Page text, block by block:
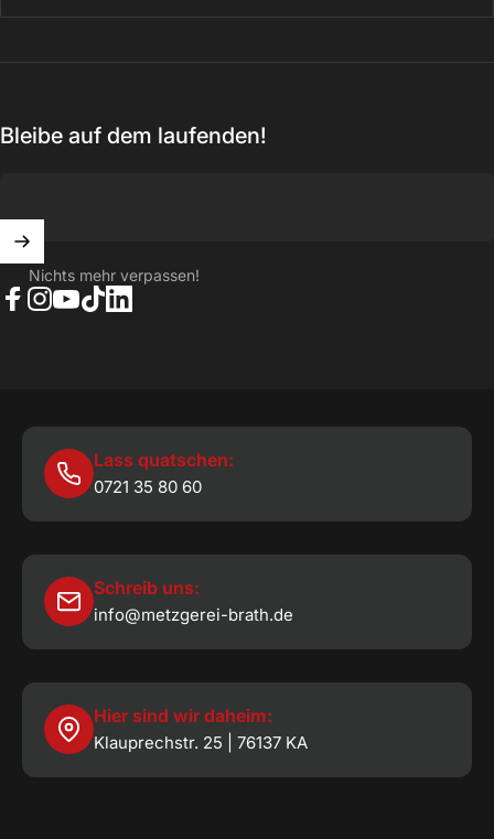
Bleibe auf dem laufenden!
Nichts mehr verpassen!
Lass quatschen:
0721 35 80 60
Schreib uns:
info@metzgerei-brath.de
Hier sind wir daheim:
Klauprechstr. 25 | 76137 KA